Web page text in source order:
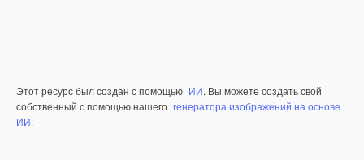
Этот ресурс был создан с помощью ИИ. Вы можете создать свой
собственный с помощью нашего генератора изображений на основе
ИИ.